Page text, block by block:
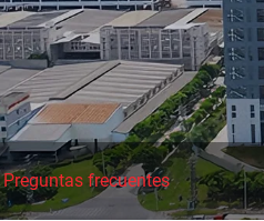
Preguntas frecuentes